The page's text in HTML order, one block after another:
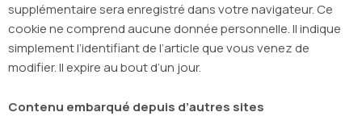
supplémentaire sera enregistré dans votre navigateur. Ce
cookie ne comprend aucune donnée personnelle. Il indique
simplement l’identifiant de l’article que vous venez de
modifier. Il expire au bout d’un jour.
Contenu embarqué depuis d’autres sites